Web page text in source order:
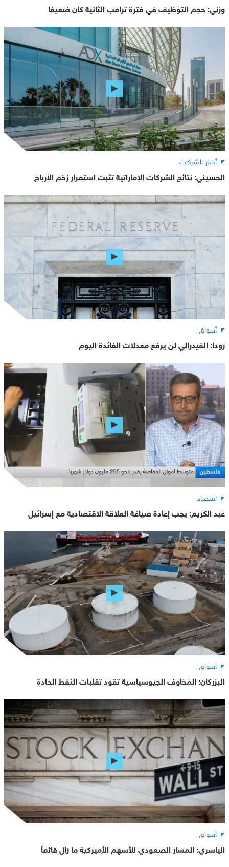
وزني: حجم التوظيف في فترة ترامب الثانية كان ضعيفا
أخبار الشركات
الحسيني: نتائج الشركات الإماراتية تثبت استمرار زخم الأرباح
أسواق
رودا: الفيدرالي لن يرفع معدلات الفائدة اليوم
اقتصاد
عبد الكريم: يجب إعادة صياغة العلاقة الاقتصادية مع إسرائيل
أسواق
البزركان: المخاوف الجيوسياسية تقود تقلبات النفط الحادة
أسواق
الياسري: المسار الصعودي للأسهم الأميركية ما زال قائماً